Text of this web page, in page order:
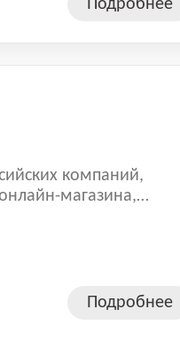
Подробнее
компаний,
магазина,
Маркет и
более 18 000
Подробнее